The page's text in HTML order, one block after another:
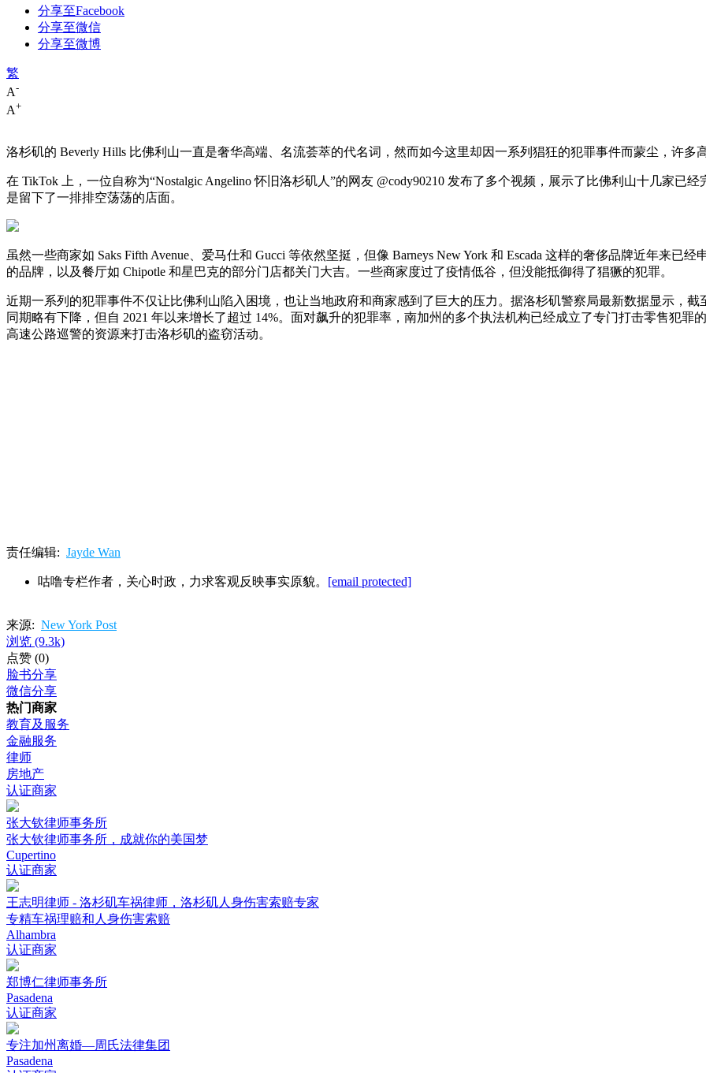
分享至Facebook
分享至微信
分享至微博
繁
A-
A+
洛杉矶的 Beverly Hills 比佛利山一直是奢华高端、名流荟萃的代名词，然而如今这里却因一系列猖狂的犯罪事件而蒙尘，许多
在 TikTok 上，一位自称为“Nostalgic Angelino 怀旧洛杉矶人”的网友 @cody90210 发布了多个视频，展示了比佛利山十几家已
是留下了一排排空荡荡的店面。
虽然一些商家如 Saks Fifth Avenue、爱马仕和 Gucci 等依然坚挺，但像 Barneys New York 和 Escada 这样的奢侈品牌近年来已
的品牌，以及餐厅如 Chipotle 和星巴克的部分门店都关门大吉。一些商家度过了疫情低谷，但没能抵御得了猖獗的犯罪。
近期一系列的犯罪事件不仅让比佛利山陷入困境，也让当地政府和商家感到了巨大的压力。据洛杉矶警察局最新数据显示，截
同期略有下降，但自 2021 年以来增长了超过 14%。面对飙升的犯罪率，南加州的多个执法机构已经成立了专门打击零售犯罪
高速公路巡警的资源来打击洛杉矶的盗窃活动。
责任编辑: Jayde Wan
咕噜专栏作者，关心时政，力求客观反映事实原貌。 [email protected]
来源: New York Post
浏览 (9.3k)
点赞 (0)
脸书分享
微信分享
热门商家
教育及服务
金融服务
律师
房地产
认证商家
张大钦律师事务所
张大钦律师事务所，成就你的美国梦
Cupertino
认证商家
王志明律师 - 洛杉矶车祸律师，洛杉矶人身伤害索赔专家
专精车祸理赔和人身伤害索赔
Alhambra
认证商家
郑博仁律师事务所
Pasadena
认证商家
专注加州离婚—周氏法律集团
Pasadena